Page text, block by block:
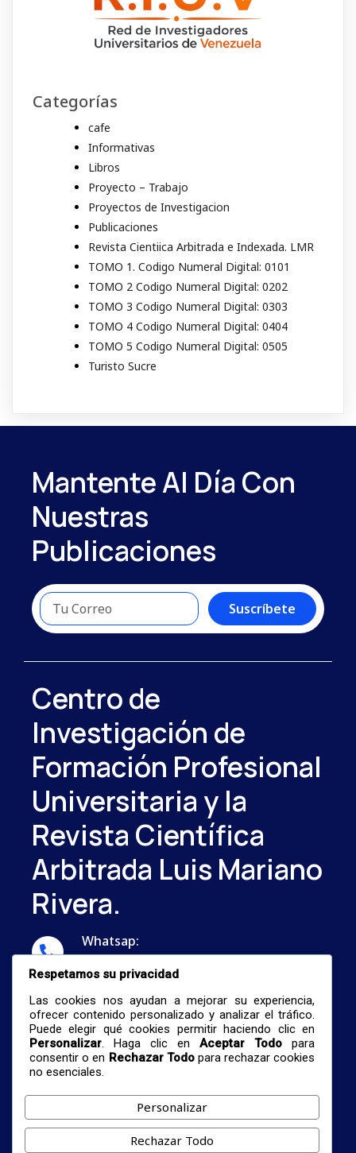
Categorías
cafe
Informativas
Libros
Proyecto – Trabajo
Proyectos de Investigacion
Publicaciones
Revista Cientiica Arbitrada e Indexada. LMR
TOMO 1. Codigo Numeral Digital: 0101
TOMO 2 Codigo Numeral Digital: 0202
TOMO 3 Codigo Numeral Digital: 0303
TOMO 4 Codigo Numeral Digital: 0404
TOMO 5 Codigo Numeral Digital: 0505
Turisto Sucre
Mantente Al Día Con
Nuestras
Publicaciones
Suscríbete
Centro de
Investigación de
Formación Profesional
Universitaria y la
Revista Científica
Arbitrada Luis Mariano
Rivera.
Whatsap:
nestormalave26@gmail.com
© 2026 Centro De Investigación De Formación
Profesional Universitaria Y La Revista
Respetamos su privacidad
Las cookies nos ayudan a mejorar su experiencia,
ofrecer contenido personalizado y analizar el tráfico.
Puede elegir qué cookies permitir haciendo clic en
Personalizar. Haga clic enAceptar Todo para
consentir o en Rechazar Todopara rechazar cookies
no esenciales.
Personalizar
Rechazar Todo